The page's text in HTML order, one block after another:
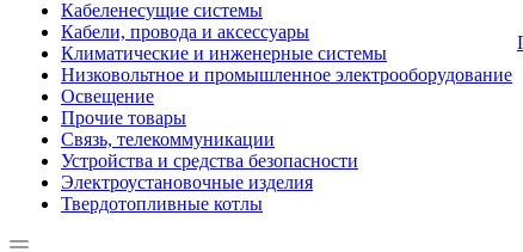
Кабеленесущие системы
Кабели, провода и аксессуары
Климатические и инженерные системы
Низковольтное и промышленное электрооборудование
Освещение
Прочие товары
Связь, телекоммуникации
Устройства и средства безопасности
Электроустановочные изделия
Твердотопливные котлы